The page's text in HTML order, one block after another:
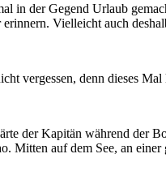
in der Gegend Urlaub
Vielleicht auch
vergessen, denn dieses
der Kapitän während der
Mitten auf dem See, an